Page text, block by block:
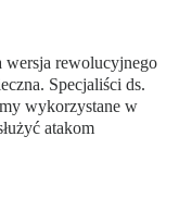
rewolucyjnego
Specjaliści ds.
wykorzystane w
atakom